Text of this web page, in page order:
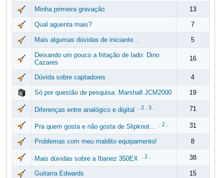
Minha primeira gravação 13
Qual aguenta mais? 7
Mais algumas dúvidas de iniciante... 5
Deixando um pouco a fritação de lado: Dino
Cazares
16
Dúvida sobre captadores 4
Só por questão de pesquisa: Marshall JCM2000 19
Diferenças entre analógico e digital 2. 3. 71
Pra quem gosta e não gosta de Slipknot... 2. 31
Problemas com meu maldito equipamento! 8
Mais dúvidas sobre a Ibanez 350EX 2. 38
Guitarra Edwards 15